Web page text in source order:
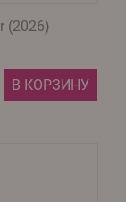
(2026)
В КОРЗИНУ